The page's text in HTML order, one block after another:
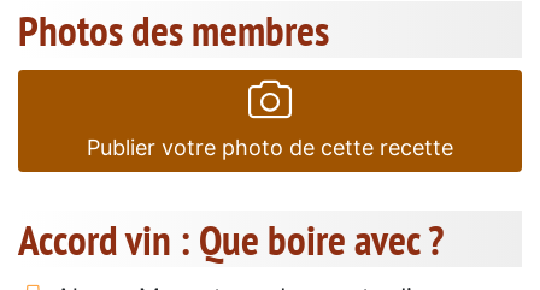
Photos des membres
Publier votre photo de cette recette
Accord vin : Que boire avec ?